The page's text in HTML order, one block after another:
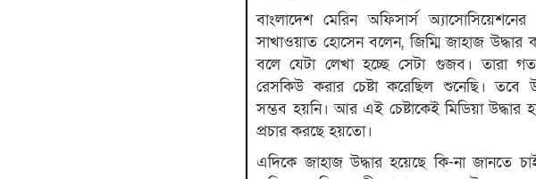
বাংলাদেশ মেরিন অফিসার্স অ্যাসোসিয়েশনের
সাখাওয়াত হোসেন বলেন, জিম্মি জাহাজ উদ্ধার
বলে যেটা লেখা হচ্ছে সেটা গুজব। তারা
রেসকিউ করার চেষ্টা করেছিল শুনেছি। তবে
সম্ভব হয়নি। আর এই চেষ্টাকেই মিডিয়া উদ্ধার
প্রচার করছে হয়তো।
এদিকে জাহাজ উদ্ধার হয়েছে কি-না জানতে